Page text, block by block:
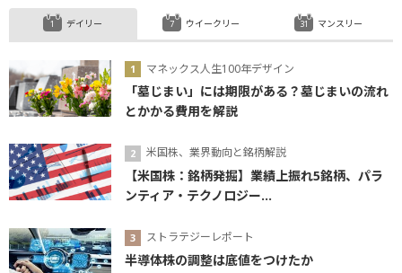
デイリー
マネックス人生100年デザイン
「墓じまい」には期限がある？墓じまいの流れ
とかかる費用を解説
米国株、業界動向と銘柄解説
【米国株：銘柄発掘】業績上振れ5銘柄、パラ
ンティア・テクノロジー...
ストラテジーレポート
半導体株の調整は底値をつけたか
ウイークリー マンスリー